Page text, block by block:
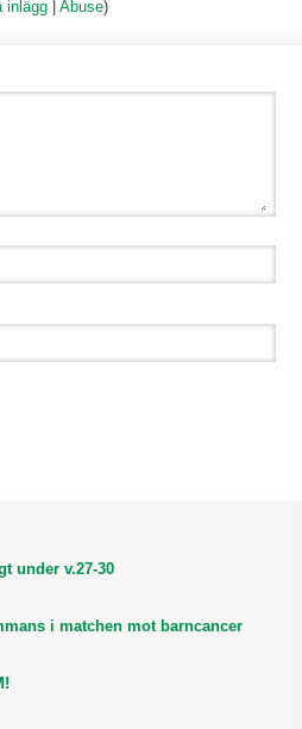
inlägg |Abuse)
under v.27-30
i matchen mot barncancer